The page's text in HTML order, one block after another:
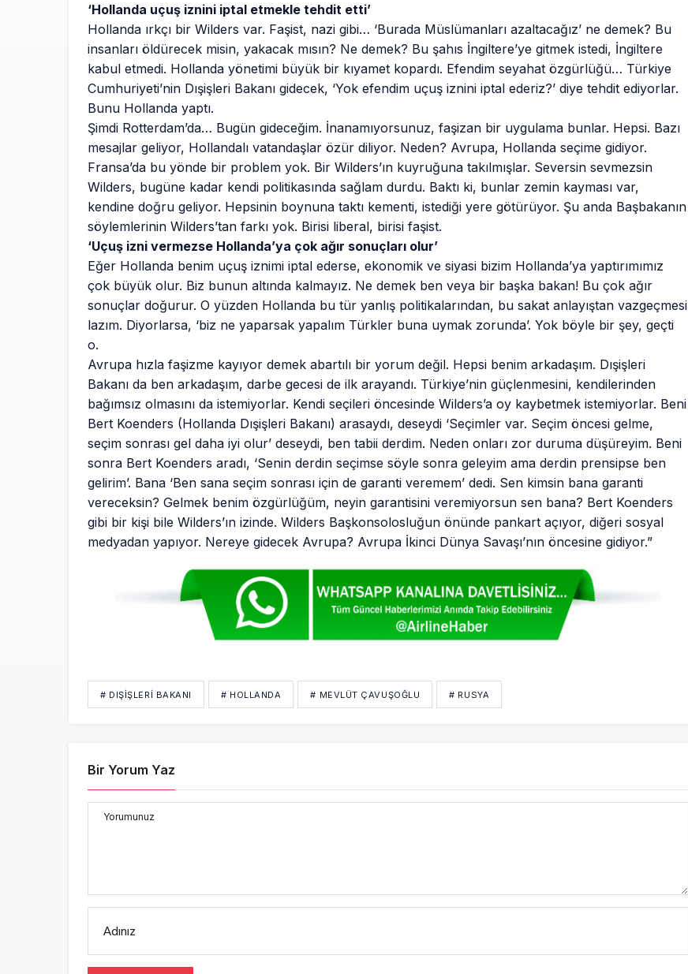
‘Hollanda uçuş iznini iptal etmekle tehdit etti’
Hollanda ırkçı bir Wilders var. Faşist, nazi gibi… ‘Burada Müslümanları azaltacağız’ ne demek? Bu
insanları öldürecek misin, yakacak mısın? Ne demek? Bu şahıs İngiltere’ye gitmek istedi, İngiltere
kabul etmedi. Hollanda yönetimi büyük bir kıyamet kopardı. Efendim seyahat özgürlüğü… Türkiye
Cumhuriyeti’nin Dışişleri Bakanı gidecek, ‘Yok efendim uçuş iznini iptal ederiz?’ diye tehdit ediyorlar.
Bunu Hollanda yaptı.
Şimdi Rotterdam’da… Bugün gideceğim. İnanamıyorsunuz, faşizan bir uygulama bunlar. Hepsi. Bazı
mesajlar geliyor, Hollandalı vatandaşlar özür diliyor. Neden? Avrupa, Hollanda seçime gidiyor.
Fransa’da bu yönde bir problem yok. Bir Wilders’ın kuyruğuna takılmışlar. Seversin sevmezsin
Wilders, bugüne kadar kendi politikasında sağlam durdu. Baktı ki, bunlar zemin kayması var,
kendine doğru geliyor. Hepsinin boynuna taktı kementi, istediği yere götürüyor. Şu anda Başbakanın
söylemlerinin Wilders’tan farkı yok. Birisi liberal, birisi faşist.
‘Uçuş izni vermezse Hollanda’ya çok ağır sonuçları olur’
Eğer Hollanda benim uçuş iznimi iptal ederse, ekonomik ve siyasi bizim Hollanda’ya yaptırımımız
çok büyük olur. Biz bunun altında kalmayız. Ne demek ben veya bir başka bakan! Bu çok ağır
sonuçlar doğurur. O yüzden Hollanda bu tür yanlış politikalarından, bu sakat anlayıştan vazgeçmesi
lazım. Diyorlarsa, ‘biz ne yaparsak yapalım Türkler buna uymak zorunda’. Yok böyle bir şey, geçti
o.
Avrupa hızla faşizme kayıyor demek abartılı bir yorum değil. Hepsi benim arkadaşım. Dışişleri
Bakanı da ben arkadaşım, darbe gecesi de ilk arayandı. Türkiye’nin güçlenmesini, kendilerinden
bağımsız olmasını da istemiyorlar. Kendi seçileri öncesinde Wilders’a oy kaybetmek istemiyorlar. Beni
Bert Koenders (Hollanda Dışişleri Bakanı) arasaydı, deseydi ‘Seçimler var. Seçim öncesi gelme,
seçim sonrası gel daha iyi olur’ deseydi, ben tabii derdim. Neden onları zor duruma düşüreyim. Beni
sonra Bert Koenders aradı, ‘Senin derdin seçimse söyle sonra geleyim ama derdin prensipse ben
gelirim’. Bana ‘Ben sana seçim sonrası için de garanti veremem’ dedi. Sen kimsin bana garanti
vereceksin? Gelmek benim özgürlüğüm, neyin garantisini veremiyorsun sen bana? Bert Koenders
gibi bir kişi bile Wilders’ın izinde. Wilders Başkonsolosluğun önünde pankart açıyor, diğeri sosyal
medyadan yapıyor. Nereye gidecek Avrupa? Avrupa İkinci Dünya Savaşı’nın öncesine gidiyor.”
# DIŞIŞLERI BAKANI # HOLLANDA # MEVLÜT ÇAVUŞOĞLU # RUSYA
Bir Yorum Yaz
Yorumunuz
Adınız